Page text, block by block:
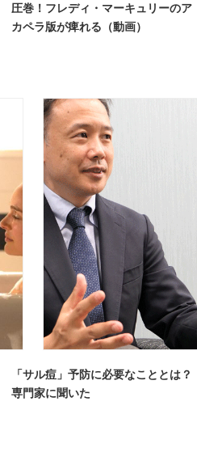
圧巻！フレディ・マーキュリーのア
カペラ版が痺れる（動画）
「サル痘」予防に必要なこととは？
専門家に聞いた